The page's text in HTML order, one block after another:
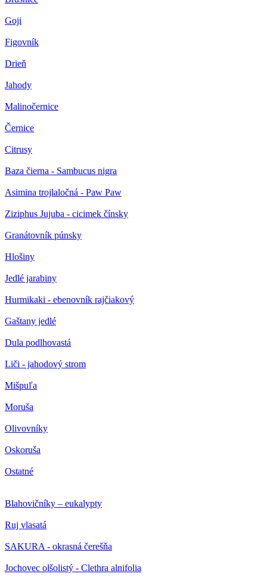
Goji
Figovník
Drieň
Jahody
Malinočernice
Černice
Citrusy
Baza čierna - Sambucus nigra
Asimina trojlaločná - Paw Paw
Ziziphus Jujuba - cicimek čínsky
Granátovník púnsky
Hlošiny
Jedlé jarabiny
Hurmikaki - ebenovník rajčiakový
Gaštany jedlé
Dula podlhovastá
Liči - jahodový strom
Mišpuľa
Moruša
Olivovníky
Oskoruša
Ostatné
Blahovičníky – eukalypty
Ruj vlasatá
SAKURA - okrasná čerešňa
Jochovec olšolistý - Clethra alnifolia